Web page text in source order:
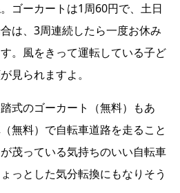
ゴーカートは1周60円で、土日
は、3周連続したら一度お休み
。風をきって運転している子ど
見られますよ。
式のゴーカート（無料）もあ
無料）で自転車道路を走ること
茂っている気持ちのいい自転車
っとした気分転換にもなりそう